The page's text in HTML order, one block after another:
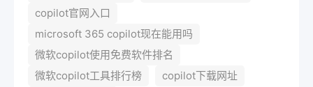
copilot官网入口
microsoft 365 copilot现在能用吗
微软copilot使用免费软件排名
微软copilot工具排行榜
copilot下载网址